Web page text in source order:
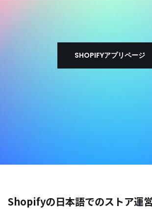
SHOPIFYアプリページ
Shopifyの日本語でのストア運